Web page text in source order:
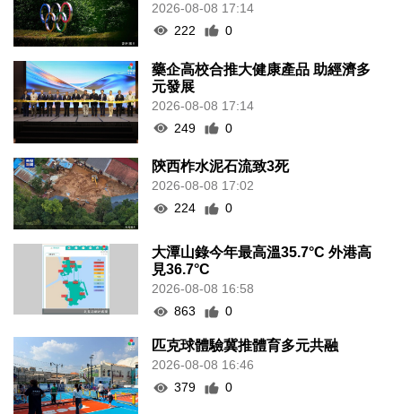
2026-08-08 17:14
222
0
藥企高校合推大健康產品 助經濟多
元發展
2026-08-08 17:14
249
0
陝西柞水泥石流致3死
2026-08-08 17:02
224
0
大潭山錄今年最高溫35.7°C 外港高
見36.7°C
2026-08-08 16:58
863
0
匹克球體驗冀推體育多元共融
2026-08-08 16:46
379
0